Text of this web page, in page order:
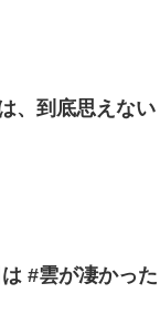
、到底思えない
#雲が凄かった